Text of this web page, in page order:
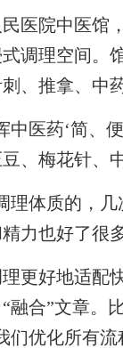
院中医馆，
调理空间。
、推拿、中
药‘简、便
、梅花针、
体质的，几
力也好了很
好地适配快
融合”文章。
们优化所有